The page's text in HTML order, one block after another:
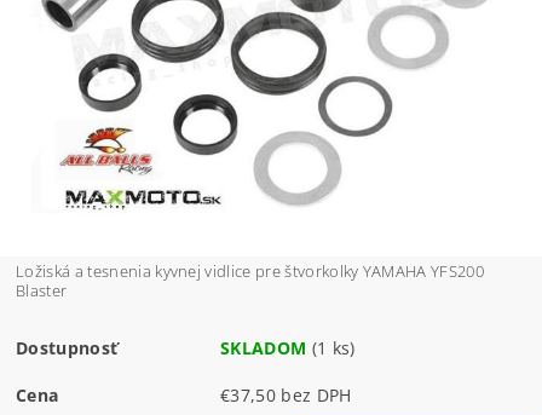
Ložiská a tesnenia kyvnej vidlice pre štvorkolky YAMAHA YFS200
Blaster
Dostupnosť SKLADOM (1 ks)
Cena €37,50 bez DPH